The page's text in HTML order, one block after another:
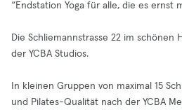
“Endstation Yoga für alle, die es ernst
Die Schliemannstrasse 22 im schönen
der YCBA Studios.
In kleinen Gruppen von maximal 15
und Pilates-Qualität nach der YCBA